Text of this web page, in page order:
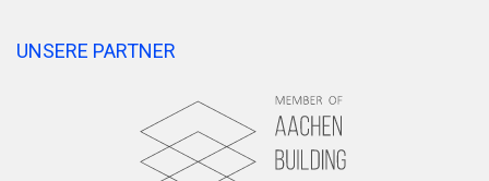
UNSERE PARTNER